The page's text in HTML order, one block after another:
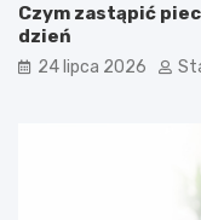
Czym zastąpić
dzień
24 lipca 2026